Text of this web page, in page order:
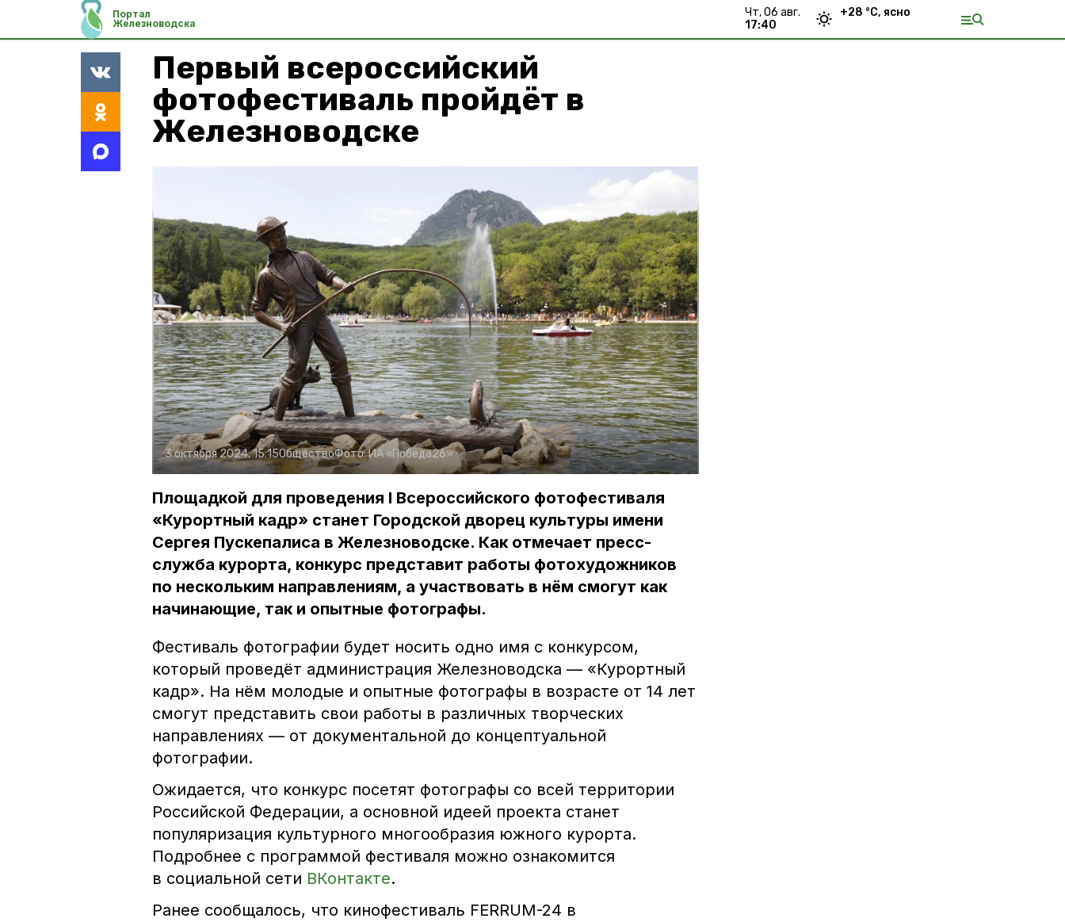
Портал
Железноводска
чт, 06 авг.
17:40
+28 °С, ясно
Первый всероссийский
фотофестиваль пройдёт в
Железноводске
3 октября 2024, 15:15ОбществоФото:ИА «Победа26»
Площадкой для проведения I Всероссийского фотофестиваля
«Курортный кадр» станет Городской дворец культуры имени
Сергея Пускепалиса в Железноводске. Как отмечает пресс-
служба курорта, конкурс представит работы фотохудожников
по нескольким направлениям, а участвовать в нём смогут как
начинающие, так и опытные фотографы.
Фестиваль фотографии будет носить одно имя с конкурсом,
который проведёт администрация Железноводска — «Курортный
кадр». На нём молодые и опытные фотографы в возрасте от 14 лет
смогут представить свои работы в различных творческих
направлениях — от документальной до концептуальной
фотографии.
Ожидается, что конкурс посетят фотографы со всей территории
Российской Федерации, а основной идеей проекта станет
популяризация культурного многообразия южного курорта.
Подробнее с программой фестиваля можно ознакомится
в социальной сети ВКонтакте.
Ранее сообщалось, что кинофестиваль FERRUM-24 в